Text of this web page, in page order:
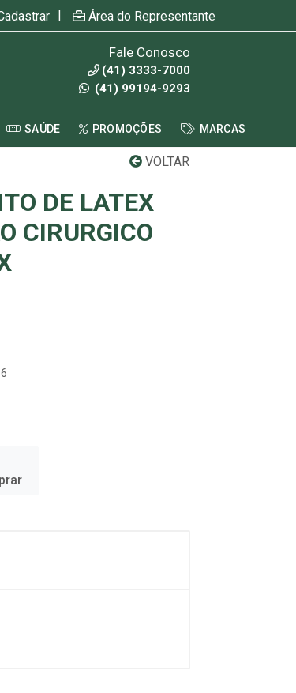
| Área do Representante
Fale Conosco
(41) 3333-7000
(41) 99194-9293
SAÚDE PROMOÇÕES MARCAS
VOLTAR
DE LATEX
CIRURGICO